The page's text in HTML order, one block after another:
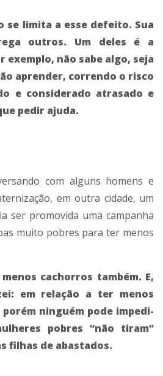
se limita a esse defeito. Sua
outros. Um deles é a
exemplo, não sabe algo, seja
aprender, correndo o risco
e considerado atrasado e
pedir ajuda.
com alguns homens e
em outra cidade, um
ser promovida uma campanha
muito pobres para ter menos
cachorros também. E,
em relação a ter menos
ninguém pode impedi-
pobres “não tiram”
filhas de abastados.